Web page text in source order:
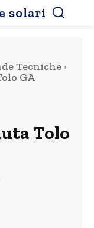
solari
Tecniche
GA
Tolo